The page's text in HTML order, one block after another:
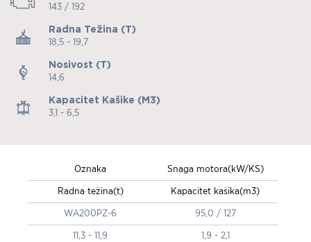
143 / 192
Radna Težina (t)
18,5 - 19,7
Nosivost (t)
14,6
Kapacitet Kašike (m3)
3,1 - 6,5
Oznaka Snaga motora(kW/KS)
Radna težina(t) Kapacitet kašika(m3)
WA200PZ-6 95,0 / 127
11,3 - 11,9 1,9 - 2,1